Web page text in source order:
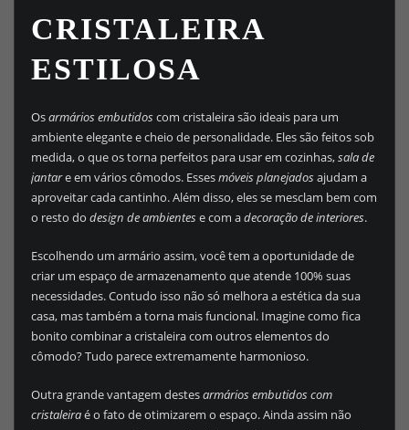
CRISTALEIRA
ESTILOSA
Osarmários embutidoscom cristaleira são ideais para um
ambiente elegante e cheio de personalidade. Eles são feitos sob
medida, o que os torna perfeitos para usar em cozinhas,sala de
jantare em vários cômodos. Essesmóveis planejadosajudam a
aproveitar cada cantinho. Além disso, eles se mesclam bem com
o resto do design de ambientese com adecoração de interiores.
Escolhendo um armário assim, você tem a oportunidade de
criar um espaço de armazenamento que atende 100% suas
necessidades. Contudo isso não só melhora a estética da sua
casa, mas também a torna mais funcional. Imagine como fica
bonito combinar a cristaleira com outros elementos do
cômodo? Tudo parece extremamente harmonioso.
Outra grande vantagem destesarmários embutidos com
cristaleiraé o fato de otimizarem o espaço. Ainda assim não